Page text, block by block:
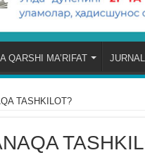
QARSHI MA’RIFAT JURNAL
TASHKILOT?